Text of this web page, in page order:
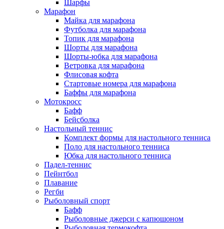
Шарфы
Марафон
Майка для марафона
Футболка для марафона
Топик для марафона
Шорты для марафона
Шорты-юбка для марафона
Ветровка для марафона
Флисовая кофта
Стартовые номера для марафона
Баффы для марафона
Мотокросс
Бафф
Бейсболка
Настольный теннис
Комплект формы для настольного тенниса
Поло для настольного тенниса
Юбка для настольного тенниса
Падел-теннис
Пейнтбол
Плавание
Регби
Рыболовный спорт
Бафф
Рыболовные джерси с капюшоном